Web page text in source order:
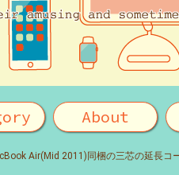
About
Air(Mid 2011)同梱の三芯の延長